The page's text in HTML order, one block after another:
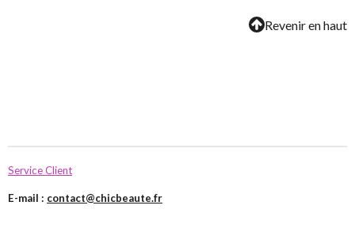
Revenir en haut
Service Client
E-mail : contact@chicbeaute.fr